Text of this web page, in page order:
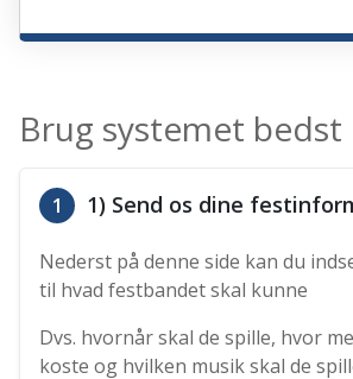
Brug systemet bedst
1 1) Send os dine
Nederst på denne side kan du
til hvad festbandet skal kunne
Dvs. hvornår skal de spille, hvor
koste og hvilken musik skal de